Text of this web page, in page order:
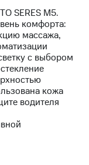
SERES M5.
комфорта:
массажа,
с выбором
кожа
водителя